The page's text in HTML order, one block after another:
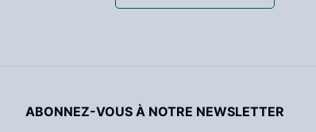
ABONNEZ-VOUS À NOTRE NEWSLETTER